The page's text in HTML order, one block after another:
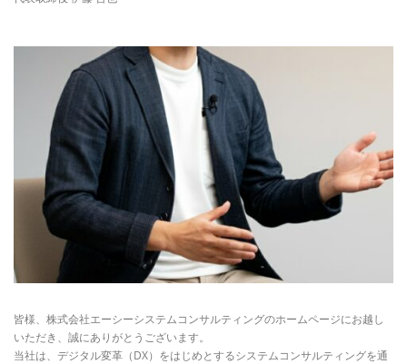
皆様、株式会社エーシーシステムコンサルティングのホームページにお越し
いただき、誠にありがとうございます。
当社は、デジタル変革（DX）をはじめとするシステムコンサルティングを通